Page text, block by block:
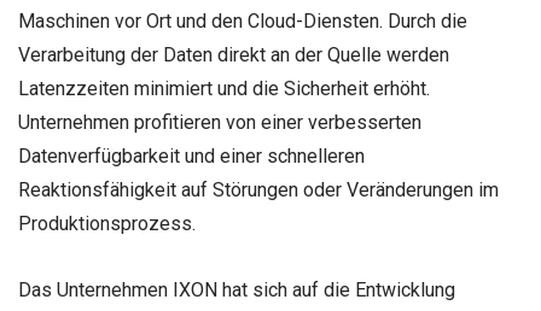
Maschinen vor Ort und den Cloud-Diensten. Durch die
Verarbeitung der Daten direkt an der Quelle werden
Latenzzeiten minimiert und die Sicherheit erhöht.
Unternehmen profitieren von einer verbesserten
Datenverfügbarkeit und einer schnelleren
Reaktionsfähigkeit auf Störungen oder Veränderungen im
Produktionsprozess.
Das Unternehmen IXON hat sich auf die Entwicklung